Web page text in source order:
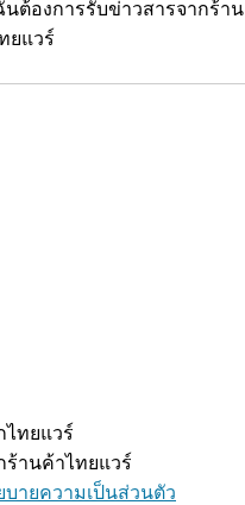
นต้องการรับข่าวสารจากร้าน
ยแวร์
ไทยแวร์
ร้านค้าไทยแวร์
บายความเป็นส่วนตัว